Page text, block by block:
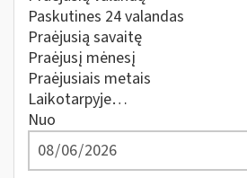
Paskutines 24 valandas
Praėjusią savaitę
Praėjusį mėnesį
Praėjusiais metais
Laikotarpyje…
Nuo